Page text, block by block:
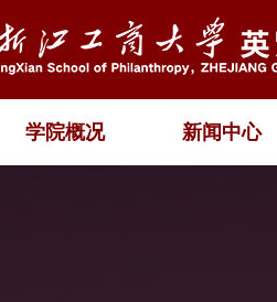
学院概况 新闻中心